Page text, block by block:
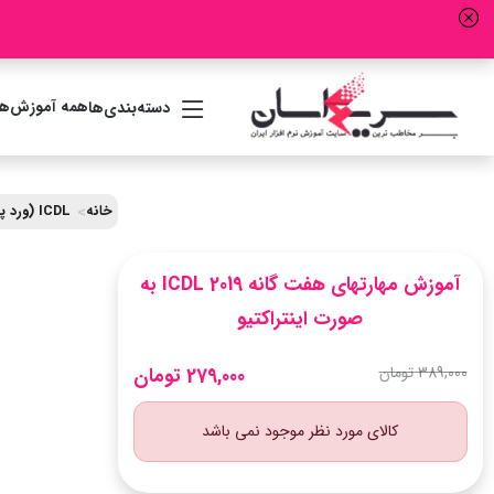
دسته‌بندی‌هاهمه
خانه ICDL (ورد پاورپوینت اکسل)
آموزش مهارتهای هفت گانه ICDL 2019 به
صورت اینتراکتیو
389,000 تومان 279,000 تومان
کالای مورد نظر موجود نمی باشد